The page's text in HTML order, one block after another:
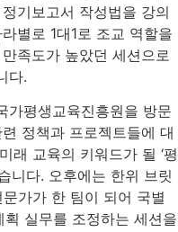
기보고서 작성법을 강의
별로 1대1로 조교 역할을
족도가 높았던 세션으로
다.
가평생교육진흥원을 방문
정책과 프로젝트들에 대
래 교육의 키워드가 될 ‘평
니다. 오후에는 한위 브릿
가가 한 팀이 되어 국별
실무를 조정하는 세션을